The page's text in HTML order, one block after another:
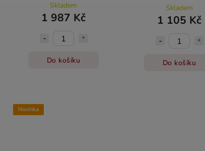
Skladem
1 987 Kč
Do košíku
Skladem
1 105 Kč
Do košíku
Novinka